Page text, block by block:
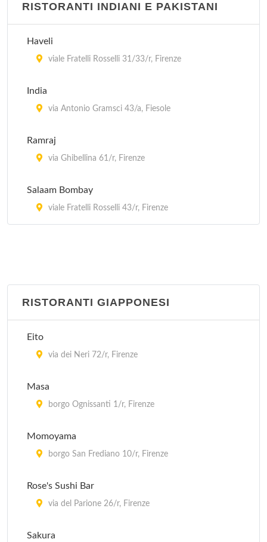
RISTORANTI INDIANI E PAKISTANI
Haveli
viale Fratelli Rosselli 31/33/r, Firenze
India
via Antonio Gramsci 43/a, Fiesole
Ramraj
via Ghibellina 61/r, Firenze
Salaam Bombay
viale Fratelli Rosselli 43/r, Firenze
RISTORANTI GIAPPONESI
Eito
via dei Neri 72/r, Firenze
Masa
borgo Ognissanti 1/r, Firenze
Momoyama
borgo San Frediano 10/r, Firenze
Rose's Sushi Bar
via del Parione 26/r, Firenze
Sakura